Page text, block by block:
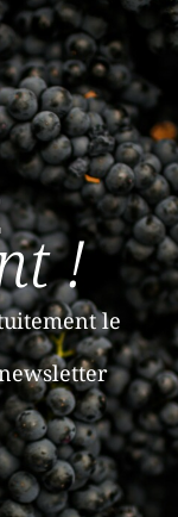
!
le